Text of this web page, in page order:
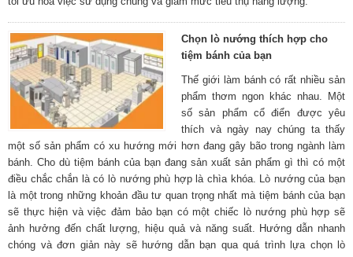
Chọn lò nướng thích hợp cho
tiệm bánh của bạn
Thế giới làm bánh có rất nhiều sản
phẩm thơm ngon khác nhau. Một
số sản phẩm cổ điển được yêu
thích và ngày nay chúng ta thấy
một số sản phẩm có xu hướng mới hơn đang gây bão trong ngành làm
bánh. Cho dù tiệm bánh của bạn đang sản xuất sản phẩm gì thì có một
điều chắc chắn là có lò nướng phù hợp là chìa khóa. Lò nướng của bạn
là một trong những khoản đầu tư quan trọng nhất mà tiệm bánh của bạn
sẽ thực hiện và việc đảm bảo bạn có một chiếc lò nướng phù hợp sẽ
ảnh hưởng đến chất lượng, hiệu quả và năng suất. Hướng dẫn nhanh
chóng và đơn giản này sẽ hướng dẫn bạn qua quá trình lựa chọn lò